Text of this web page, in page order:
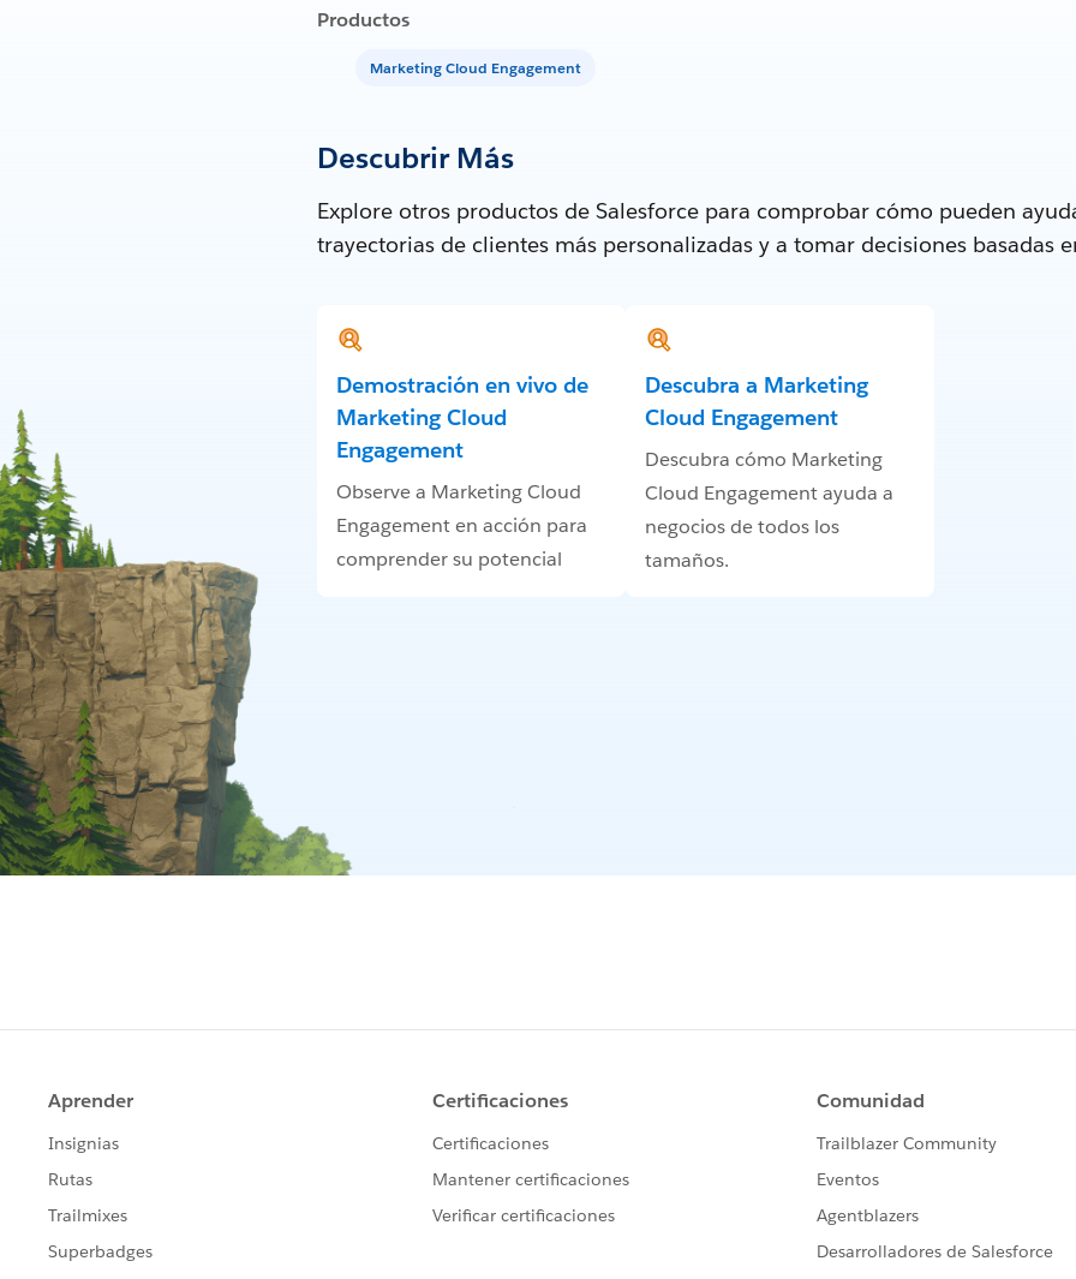
Productos
Marketing Cloud Engagement
Descubrir Más
Explore otros productos de Salesforce para comprobar cómo pueden
trayectorias de clientes más personalizadas y a tomar decisiones basadas
Demostración en vivo de
Marketing Cloud
Engagement
Observe a Marketing Cloud
Engagement en acción para
comprender su potencial
Descubra a Marketing
Cloud Engagement
Descubra cómo Marketing
Cloud Engagement ayuda a
negocios de todos los
tamaños.